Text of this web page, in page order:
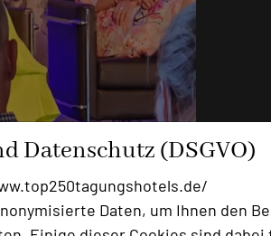
Datenschutz (DSGVO)
Daten, um Ihnen den